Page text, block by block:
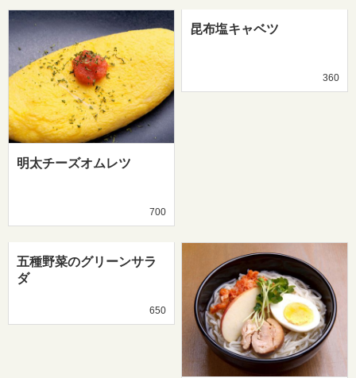
明太チーズオムレツ
700
昆布塩キャベツ
360
五種野菜のグリーンサラ
ダ
650